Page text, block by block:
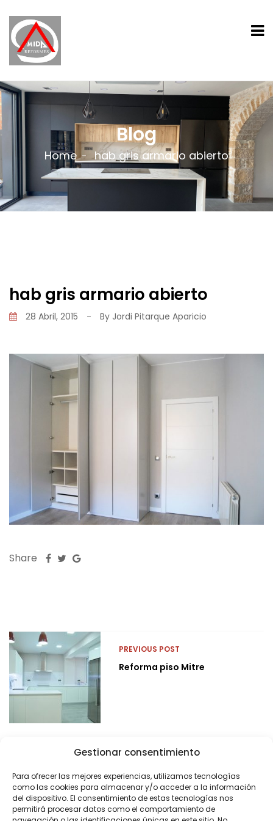
Gestionar consentimiento
Para ofrecer las mejores experiencias, utilizamos tecnologías
como las cookies para almacenar y/o acceder a la información
del dispositivo. El consentimiento de estas tecnologías nos
permitirá procesar datos como el comportamiento de
Blog
Home hab gris armario abierto
hab gris armario abierto
28 Abril, 2015 - By Jordi Pitarque Aparicio
Share
PREVIOUS POST
Reforma piso Mitre